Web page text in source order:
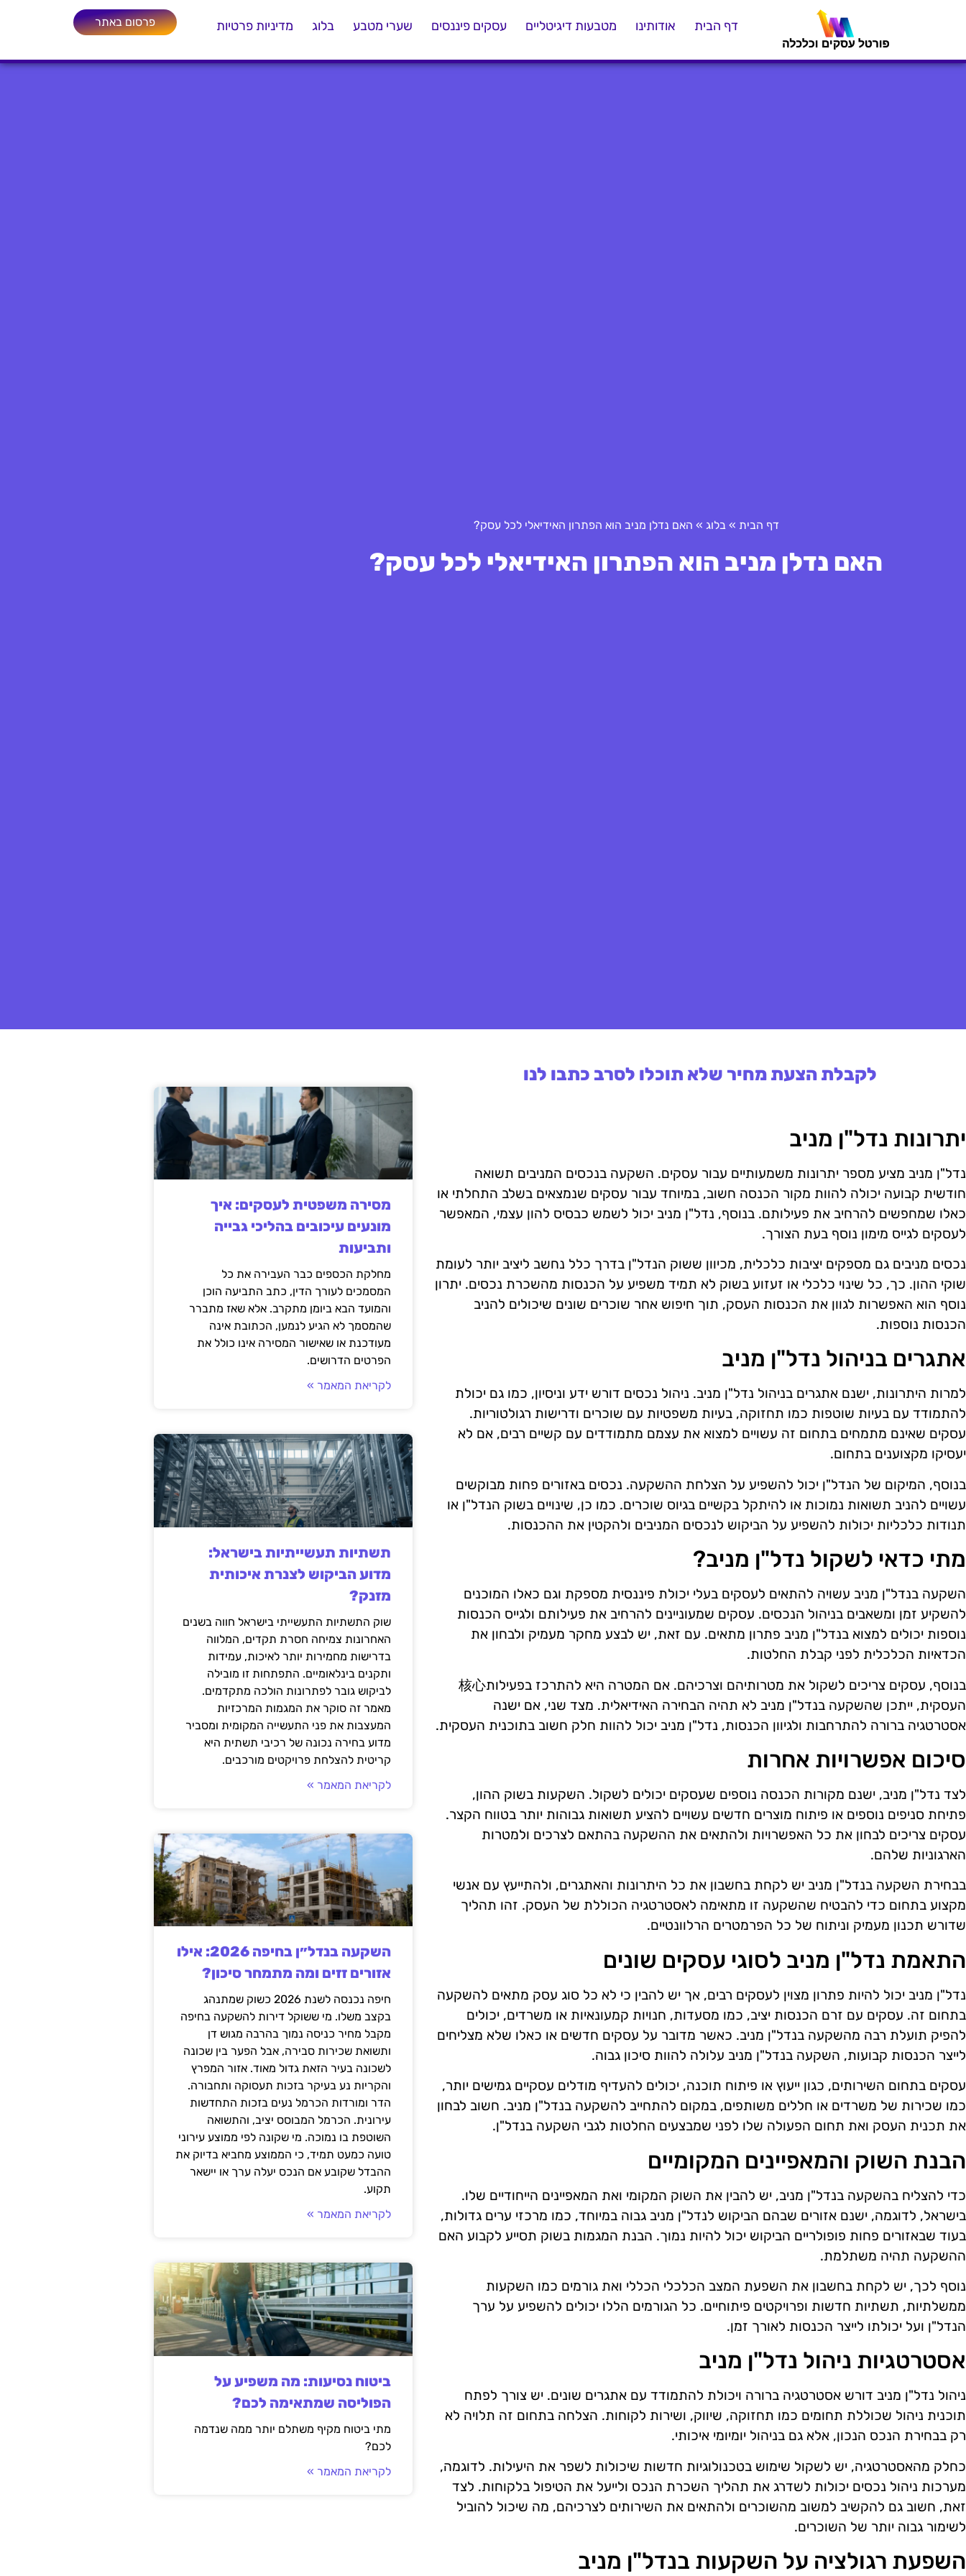
דף הבית אודותינו מטבעות דיגיטליים עסקים פיננסים שערי מטבע בלוג מדיניות פרטיות פרסום באתר
דף הבית » בלוג » האם נדלן מניב הוא הפתרון האידיאלי לכל עסק?
האם נדלן מניב הוא הפתרון האידיאלי לכל עסק?
לקבלת הצעת מחיר שלא תוכלו לסרב כתבו לנו
יתרונות נדל"ן מניב
נדל"ן מניב מציע מספר יתרונות משמעותיים עבור עסקים. השקעה בנכסים המניבים תשואה
חודשית קבועה יכולה להוות מקור הכנסה חשוב, במיוחד עבור עסקים שנמצאים בשלב התחלתי או
כאלו שמחפשים להרחיב את פעילותם. בנוסף, נדל"ן מניב יכול לשמש כבסיס להון עצמי, המאפשר
לעסקים לגייס מימון נוסף בעת הצורך.
נכסים מניבים גם מספקים יציבות כלכלית, מכיוון ששוק הנדל"ן בדרך כלל נחשב ליציב יותר לעומת
שוקי ההון. כך, כל שינוי כלכלי או זעזוע בשוק לא תמיד משפיע על הכנסות מהשכרת נכסים. יתרון
נוסף הוא האפשרות לגוון את הכנסות העסק, תוך חיפוש אחר שוכרים שונים שיכולים להניב
הכנסות נוספות.
אתגרים בניהול נדל"ן מניב
למרות היתרונות, ישנם אתגרים בניהול נדל"ן מניב. ניהול נכסים דורש ידע וניסיון, כמו גם יכולת
להתמודד עם בעיות שוטפות כמו תחזוקה, בעיות משפטיות עם שוכרים ודרישות רגולטוריות.
עסקים שאינם מתמחים בתחום זה עשויים למצוא את עצמם מתמודדים עם קשיים רבים, אם לא
יעסיקו מקצוענים בתחום.
בנוסף, המיקום של הנדל"ן יכול להשפיע על הצלחת ההשקעה. נכסים באזורים פחות מבוקשים
עשויים להניב תשואות נמוכות או להיתקל בקשיים בגיוס שוכרים. כמו כן, שינויים בשוק הנדל"ן או
תנודות כלכליות יכולות להשפיע על הביקוש לנכסים המניבים ולהקטין את ההכנסות.
מתי כדאי לשקול נדל"ן מניב?
השקעה בנדל"ן מניב עשויה להתאים לעסקים בעלי יכולת פיננסית מספקת וגם כאלו המוכנים
להשקיע זמן ומשאבים בניהול הנכסים. עסקים שמעוניינים להרחיב את פעילותם ולגייס הכנסות
נוספות יכולים למצוא בנדל"ן מניב פתרון מתאים. עם זאת, יש לבצע מחקר מעמיק ולבחון את
הכדאיות הכלכלית לפני קבלת החלטות.
בנוסף, עסקים צריכים לשקול את מטרותיהם וצרכיהם. אם המטרה היא להתרכז בפעילות核心
העסקית, ייתכן שהשקעה בנדל"ן מניב לא תהיה הבחירה האידיאלית. מצד שני, אם ישנה
אסטרטגיה ברורה להתרחבות ולגיוון הכנסות, נדל"ן מניב יכול להוות חלק חשוב בתוכנית העסקית.
סיכום אפשרויות אחרות
לצד נדל"ן מניב, ישנם מקורות הכנסה נוספים שעסקים יכולים לשקול. השקעות בשוק ההון,
פתיחת סניפים נוספים או פיתוח מוצרים חדשים עשויים להציע תשואות גבוהות יותר בטווח הקצר.
עסקים צריכים לבחון את כל האפשרויות ולהתאים את ההשקעה בהתאם לצרכים ולמטרות
הארגוניות שלהם.
בבחירת השקעה בנדל"ן מניב יש לקחת בחשבון את כל היתרונות והאתגרים, ולהתייעץ עם אנשי
מקצוע בתחום כדי להבטיח שהשקעה זו מתאימה לאסטרטגיה הכוללת של העסק. זהו תהליך
שדורש תכנון מעמיק וניתוח של כל הפרמטרים הרלוונטיים.
התאמת נדל"ן מניב לסוגי עסקים שונים
נדל"ן מניב יכול להיות פתרון מצוין לעסקים רבים, אך יש להבין כי לא כל סוג עסק מתאים להשקעה
בתחום זה. עסקים עם זרם הכנסות יציב, כמו מסעדות, חנויות קמעונאיות או משרדים, יכולים
להפיק תועלת רבה מהשקעה בנדל"ן מניב. כאשר מדובר על עסקים חדשים או כאלו שלא מצליחים
לייצר הכנסות קבועות, השקעה בנדל"ן מניב עלולה להוות סיכון גבוה.
עסקים בתחום השירותים, כגון ייעוץ או פיתוח תוכנה, יכולים להעדיף מודלים עסקיים גמישים יותר,
כמו שכירות של משרדים או חללים משותפים, במקום להתחייב להשקעה בנדל"ן מניב. חשוב לבחון
את תכנית העסק ואת תחום הפעולה שלו לפני שמבצעים החלטות לגבי השקעה בנדל"ן.
הבנת השוק והמאפיינים המקומיים
כדי להצליח בהשקעה בנדל"ן מניב, יש להבין את השוק המקומי ואת המאפיינים הייחודיים שלו.
בישראל, לדוגמה, ישנם אזורים שבהם הביקוש לנדל"ן מניב גבוה במיוחד, כמו מרכזי ערים גדולות,
בעוד שבאזורים פחות פופולריים הביקוש יכול להיות נמוך. הבנת המגמות בשוק תסייע לקבוע האם
ההשקעה תהיה משתלמת.
נוסף לכך, יש לקחת בחשבון את השפעת המצב הכלכלי הכללי ואת גורמים כמו השקעות
ממשלתיות, תשתיות חדשות ופרויקטים פיתוחיים. כל הגורמים הללו יכולים להשפיע על ערך
הנדל"ן ועל יכולתו לייצר הכנסות לאורך זמן.
אסטרטגיות ניהול נדל"ן מניב
ניהול נדל"ן מניב דורש אסטרטגיה ברורה ויכולת להתמודד עם אתגרים שונים. יש צורך לפתח
תוכנית ניהול שכוללת תחומים כמו תחזוקה, שיווק, ושירות לקוחות. הצלחה בתחום זה תלויה לא
רק בבחירת הנכס הנכון, אלא גם בניהול יומיומי איכותי.
כחלק מהאסטרטגיה, יש לשקול שימוש בטכנולוגיות חדשות שיכולות לשפר את היעילות. לדוגמה,
מערכות ניהול נכסים יכולות לשדרג את תהליך השכרת הנכס ולייעל את הטיפול בלקוחות. לצד
זאת, חשוב גם להקשיב למשוב מהשוכרים ולהתאים את השירותים לצרכיהם, מה שיכול להוביל
לשימור גבוה יותר של השוכרים.
השפעת רגולציה על השקעות בנדל"ן מניב
מסירה משפטית לעסקים: איך
מונעים עיכובים בהליכי גבייה
ותביעות
מחלקת הכספים כבר העבירה את כל
המסמכים לעורך הדין, כתב התביעה הוכן
והמועד הבא ביומן מתקרב. אלא שאז מתברר
שהמסמך לא הגיע לנמען, הכתובת אינה
מעודכנת או שאישור המסירה אינו כולל את
הפרטים הדרושים.
לקריאת המאמר »
תשתיות תעשייתיות בישראל:
מדוע הביקוש לצנרת איכותית
מזנק?
שוק התשתיות התעשייתי בישראל חווה בשנים
האחרונות צמיחה חסרת תקדים, המלווה
בדרישות מחמירות יותר לאיכות, עמידות
ותקנים בינלאומיים. התפתחות זו מובילה
לביקוש גובר לפתרונות הולכה מתקדמים.
מאמר זה סוקר את המגמות המרכזיות
המעצבות את פני התעשייה המקומית ומסביר
מדוע בחירה נכונה של רכיבי תשתית היא
קריטית להצלחת פרויקטים מורכבים.
לקריאת המאמר »
השקעה בנדל״ן בחיפה 2026: אילו
אזורים זזים ומה מתמחר סיכון?
חיפה נכנסה לשנת 2026 כשוק שמתנהג
בקצב משלו. מי ששוקל דירות להשקעה בחיפה
מקבל מחיר כניסה נמוך בהרבה מגוש דן
ותשואת שכירות סבירה, אבל הפער בין שכונה
לשכונה בעיר הזאת גדול מאוד. אזור המפרץ
והקריות נע בעיקר בזכות תעסוקה ותחבורה.
הדר ומורדות הכרמל נעים בזכות התחדשות
עירונית. הכרמל המבוסס יציב, והתשואה
השוטפת בו נמוכה. מי שקונה לפי ממוצע עירוני
טועה כמעט תמיד, כי הממוצע מחביא בדיוק את
ההבדל שקובע אם הנכס יעלה ערך או יישאר
תקוע.
לקריאת המאמר »
ביטוח נסיעות: מה משפיע על
הפוליסה שמתאימה לכם?
מתי ביטוח מקיף משתלם יותר ממה שנדמה
לכם?
לקריאת המאמר »